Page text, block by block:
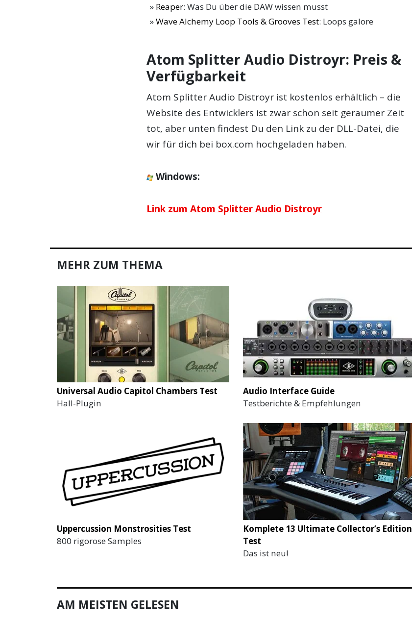
Reaper: Was Du über die DAW wissen musst
Wave Alchemy Loop Tools & Grooves Test: Loops galore
Atom Splitter Audio Distroyr: Preis &
Verfügbarkeit
Atom Splitter Audio Distroyr ist kostenlos erhältlich – die
Website des Entwicklers ist zwar schon seit geraumer Zeit
tot, aber unten findest Du den Link zu der DLL-Datei, die
wir für dich bei box.com hochgeladen haben.
Windows:
Link zum Atom Splitter Audio Distroyr
MEHR ZUM THEMA
Universal Audio Capitol Chambers Test
Hall-Plugin
Audio Interface Guide
Testberichte & Empfehlungen
Uppercussion Monstrosities Test
800 rigorose Samples
Komplete 13 Ultimate Collector’s Edition
Test
Das ist neu!
AM MEISTEN GELESEN